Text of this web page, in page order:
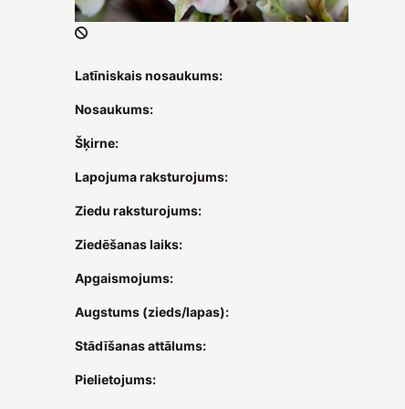
Latīniskais nosaukums:
Nosaukums:
Šķirne:
Lapojuma raksturojums:
Ziedu raksturojums:
Ziedēšanas laiks:
Apgaismojums:
Augstums (zieds/lapas):
Stādīšanas attālums:
Pielietojums: